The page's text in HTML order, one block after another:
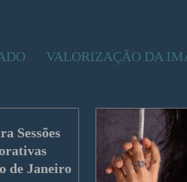
VALORIZAÇÃO DA
Sessões
de Janeiro